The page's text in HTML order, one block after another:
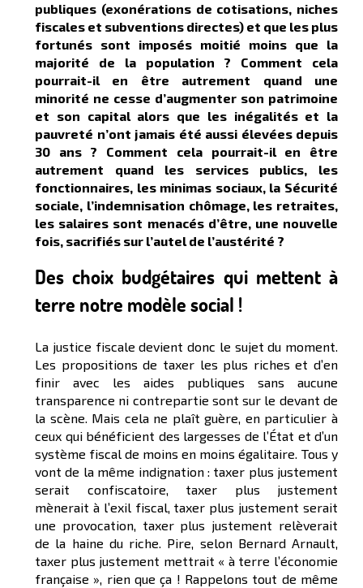
publiques (exonérations de cotisations, niches
fiscales et subventions directes) et que les plus
fortunés sont imposés moitié moins que la
majorité de la population ? Comment cela
pourrait-il en être autrement quand une
minorité ne cesse d’augmenter son patrimoine
et son capital alors que les inégalités et la
pauvreté n’ont jamais été aussi élevées depuis
30 ans ? Comment cela pourrait-il en être
autrement quand les services publics, les
fonctionnaires, les minimas sociaux, la Sécurité
sociale, l’indemnisation chômage, les retraites,
les salaires sont menacés d’être, une nouvelle
fois, sacrifiés sur l’autel de l’austérité ?
Des choix budgétaires qui mettent à
terre notre modèle social !
La justice fiscale devient donc le sujet du moment.
Les propositions de taxer les plus riches et d’en
finir avec les aides publiques sans aucune
transparence ni contrepartie sont sur le devant de
la scène. Mais cela ne plaît guère, en particulier à
ceux qui bénéficient des largesses de l’État et d’un
système fiscal de moins en moins égalitaire. Tous y
vont de la même indignation : taxer plus justement
serait confiscatoire, taxer plus justement
mènerait à l’exil fiscal, taxer plus justement serait
une provocation, taxer plus justement relèverait
de la haine du riche. Pire, selon Bernard Arnault,
taxer plus justement mettrait « à terre l’économie
française », rien que ça ! Rappelons tout de même